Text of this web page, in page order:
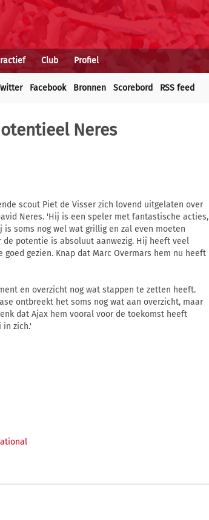
Club Profiel
Facebook Bronnen Scorebord RSS feed
Neres
scout Piet de Visser zich lovend uitgelaten over
Neres. 'Hij is een speler met fantastische acties,
soms nog wel wat grillig en zal even moeten
potentie is absoluut aanwezig. Hij heeft veel
gezien. Knap dat Marc Overmars hem nu heeft
en overzicht nog wat stappen te zetten heeft.
ontbreekt het soms nog wat aan overzicht, maar
dat Ajax hem vooral voor de toekomst heeft
in zich.'